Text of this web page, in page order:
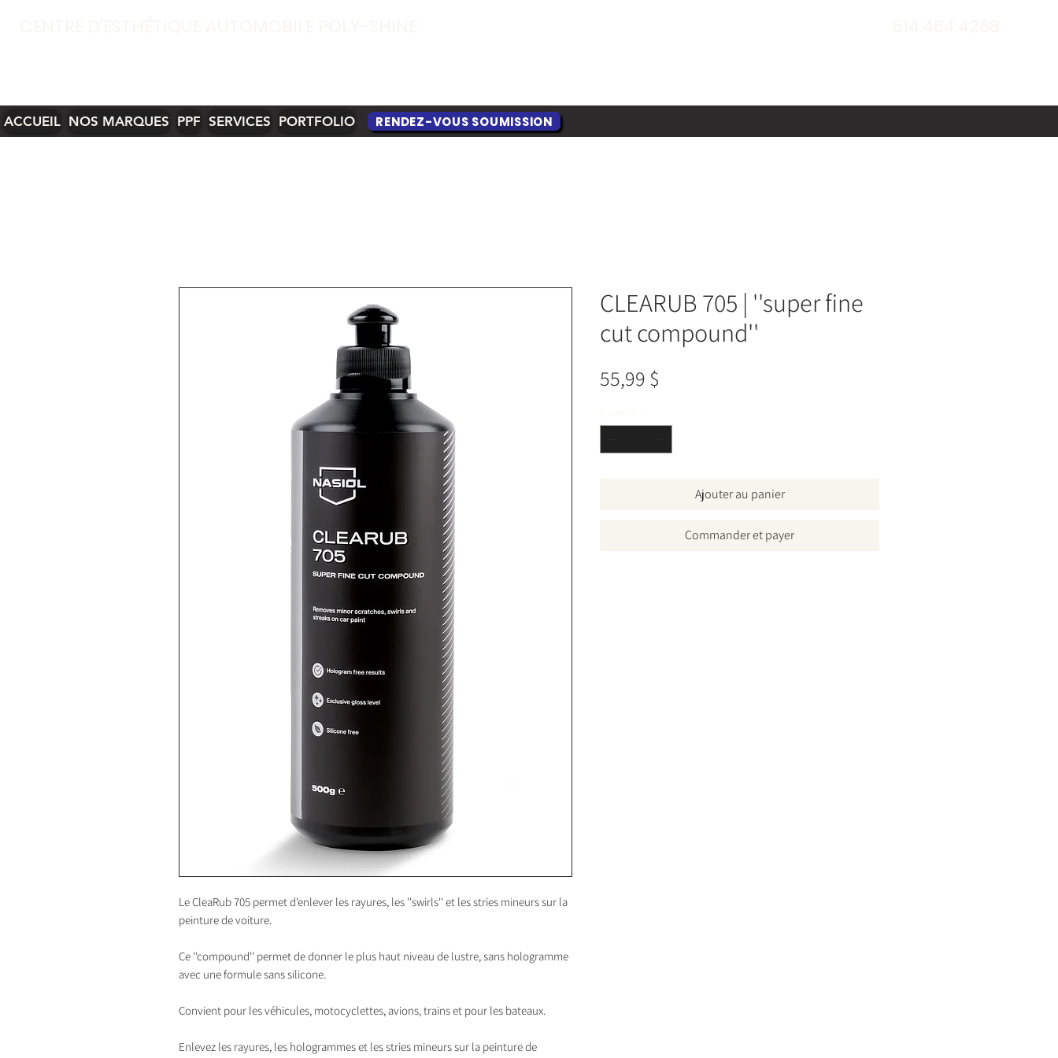
ACCUEIL NOS MARQUES PPF SERVICES PORTFOLIO RENDEZ-VOUS SOUMISSION
Le CleaRub 705 permet d'enlever les rayures, les ''swirls'' et les stries mineurs sur la
peinture de voiture.
Ce ''compound'' permet de donner le plus haut niveau de lustre, sans hologramme
avec une formule sans silicone.
Convient pour les véhicules, motocyclettes, avions, trains et pour les bateaux.
Enlevez les rayures, les hologrammes et les stries mineurs sur la peinture de
CLEARUB 705 | ''super fine
cut compound''
55,99 $
Ajouter au panier
Commander et payer